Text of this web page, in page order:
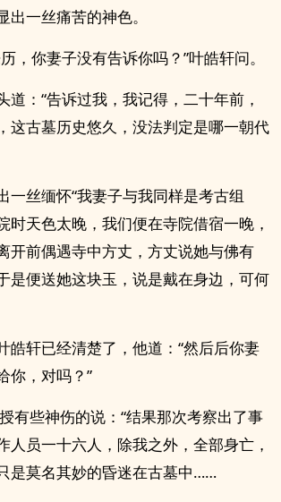
一丝痛苦的神色。
，你妻子没有告诉你吗？”叶皓轩问。
道：“告诉过我，我记得，二十年前，
这古墓历史悠久，没法判定是哪一朝代
一丝缅怀“我妻子与我同样是考古组
时天色太晚，我们便在寺院借宿一晚，
开前偶遇寺中方丈，方丈说她与佛有
是便送她这块玉，说是戴在身边，可何
皓轩已经清楚了，他道：“然后后你妻
你，对吗？”
有些神伤的说：“结果那次考察出了事
人员一十六人，除我之外，全部身亡，
是莫名其妙的昏迷在古墓中……